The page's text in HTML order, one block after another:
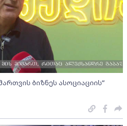
ბიზნეს ასოციაციის”